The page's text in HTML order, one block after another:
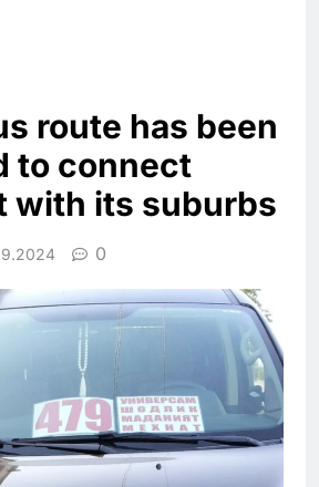
route has been
to connect
with its suburbs
0